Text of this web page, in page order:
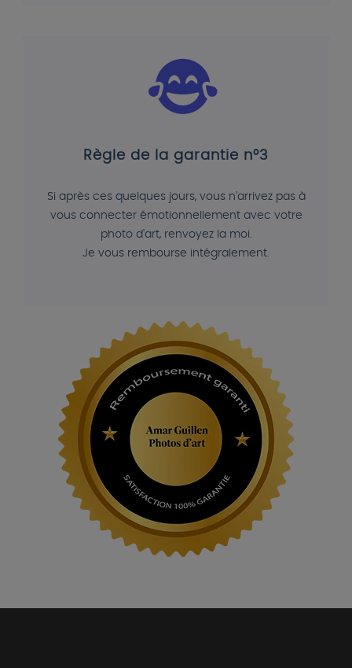
Règle de la garantie n°3
Si après ces quelques jours, vous n'arrivez pas à
vous connecter émotionnellement avec votre
photo d'art, renvoyez la moi.
Je vous rembourse intégralement.